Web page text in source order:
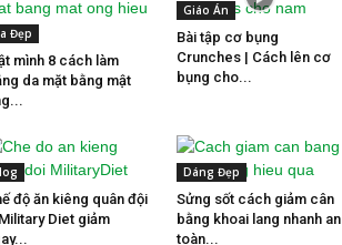
Đẹp
mình 8 cách làm
da mặt bằng mật
Giáo Án
Bài tập cơ bụng
Crunches | Cách lên cơ
bụng cho...
độ ăn kiêng quân đội
Diet giảm
Dáng Đẹp
Sửng sốt cách giảm cân
bằng khoai lang nhanh an
toàn...